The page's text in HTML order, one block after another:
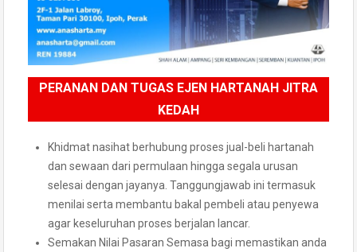
PERANAN DAN TUGAS EJEN HARTANAH JITRA
KEDAH
Khidmat nasihat berhubung proses jual-beli hartanah
dan sewaan dari permulaan hingga segala urusan
selesai dengan jayanya. Tanggungjawab ini termasuk
menilai serta membantu bakal pembeli atau penyewa
agar keseluruhan proses berjalan lancar.
Semakan Nilai Pasaran Semasa bagi memastikan anda